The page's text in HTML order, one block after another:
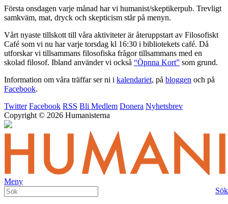
Första onsdagen varje månad har vi humanist/skeptikerpub. Trevligt
samkväm, mat, dryck och skepticism står på menyn.
Vårt nyaste tillskott till våra aktiviteter är återuppstart av Filosofiskt
Café som vi nu har varje torsdag kl 16:30 i bibliotekets café. Då
utforskar vi tillsammans filosofiska frågor tillsammans med en
skolad filosof. Ibland använder vi också “Öpnna Kort” som grund.
Information om våra träffar ser ni i kalendariet, på bloggen och på
Facebook.
Twitter Facebook RSS Bli Medlem Donera Nyhetsbrev
Copyright © 2026 Humanisterna
Meny
Sök